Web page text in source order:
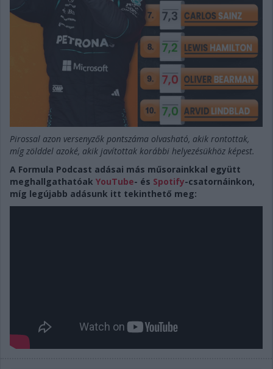
Pirossal azon versenyzők pontszáma olvasható, akik rontottak,
míg zölddel azoké, akik javítottak korábbi helyezésükhöz képest.
A Formula Podcast adásai más műsorainkkal együtt
meghallgathatóak YouTube- és Spotify-csatornáinkon,
míg legújabb adásunk itt tekinthető meg: